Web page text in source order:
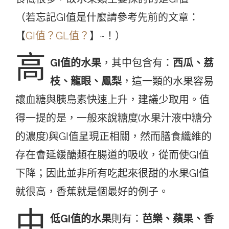
（若忘記GI值是什麼請參考先前的文章：
【GI值？GL值？ 】~！）
高 GI值的水果 ，其中包含有： 西瓜、荔
枝、龍眼、鳳梨 ，這一類的水果容易
讓血糖與胰島素快速上升，建議少取用。值
得一提的是，一般來說糖度(水果汁液中糖分
的濃度)與GI值呈現正相關，然而膳食纖維的
存在會延緩醣類在腸道的吸收，從而使GI值
下降；因此並非所有吃起來很甜的水果GI值
就很高，香蕉就是個最好的例子。
低GI值的水果則有： 芭樂、蘋果、香